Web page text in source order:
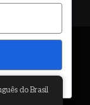
Dino
do Brasil